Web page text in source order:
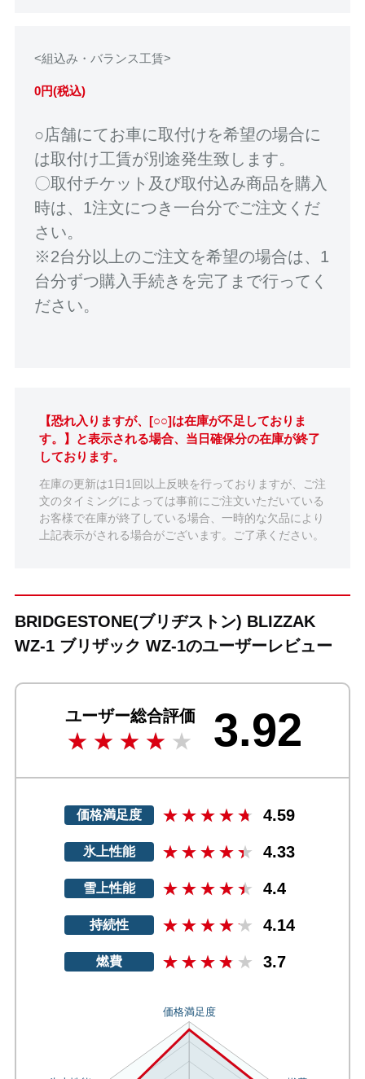
<組込み・バランス工賃>
0円(税込)
○店舗にてお車に取付けを希望の場合に
は取付け工賃が別途発生致します。
〇取付チケット及び取付込み商品を購入
時は、1注文につき一台分でご注文くだ
さい。
※2台分以上のご注文を希望の場合は、1
台分ずつ購入手続きを完了まで行ってく
ださい。
【恐れ入りますが、[○○]は在庫が不足しておりま
す。】と表示される場合、当日確保分の在庫が終了
しております。
在庫の更新は1日1回以上反映を行っておりますが、ご注
文のタイミングによっては事前にご注文いただいている
お客様で在庫が終了している場合、一時的な欠品により
上記表示がされる場合がございます。ご了承ください。
BRIDGESTONE(ブリヂストン) BLIZZAK
WZ-1 ブリザック WZ-1のユーザーレビュー
ユーザー総合評価 3.92
価格満足度 4.59
氷上性能 4.33
雪上性能 4.4
持続性 4.14
燃費 3.7